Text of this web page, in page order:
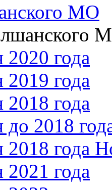
МО
года
года
года
2018
2018 года
года